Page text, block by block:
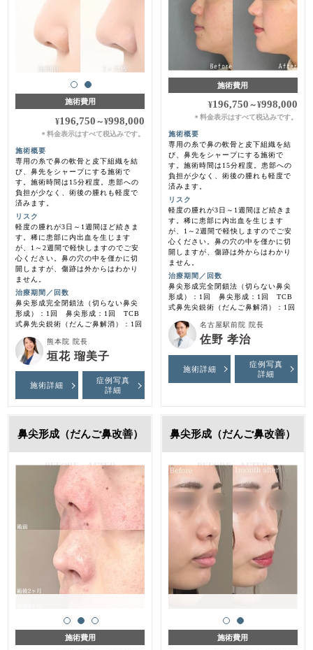
施術費用
¥196,750 ～¥998,000
＊料金表示はすべて税込みです。
施術概要
専用の糸で鼻の軟骨と皮下組織を結
び、鼻先をシャープにする施術で
す。施術時間は15分程度。患部への
負担が少なく、術後の腫れも軽度で
済みます。
リスク
軽度の腫れが3日～1週間ほど続きま
す。稀に患部に内出血を生じます
が、1～2週間で軽快しますのでご安
心ください。鼻の穴の中を僅かに切
開しますが、傷跡は外からはわかり
ません。
治療期間／回数
鼻尖形成完全閉鎖法（切らない鼻尖
形成）：1回 鼻尖形成：1回 TCB
式鼻先尖鋭術（だんご鼻解消）：1回
熊本院 院長
垣花 瑠美子
施術詳細
症例写真
詳細
施術費用
¥196,750 ～¥998,000
＊ 料金表示はすべて税込みです。
施術概要
専用の糸で鼻の軟骨と皮下組織を結
び、鼻先をシャープにする施術で
す。施術時間は15分程度。患部への
負担が少なく、術後の腫れも軽度で
済みます。
リスク
軽度の腫れが3日～1週間ほど続きま
す。稀に患部に内出血を生じます
が、1～2週間で軽快しますのでご安
心ください。鼻の穴の中を僅かに切
開しますが、傷跡は外からはわかり
ません。
治療期間／回数
鼻尖形成完全閉鎖法（切らない鼻尖
形成）：1回 鼻尖形成：1回 TCB
式鼻先尖鋭術（だんご鼻解消）：1回
名古屋駅前院 院長
佐野 孝治
施術詳細
症例写真
詳細
鼻尖形成（だんご鼻改善）
施術費用
鼻尖形成（だんご鼻改善）
施術費用